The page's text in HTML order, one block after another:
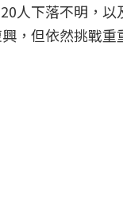
人下落不明，
，但依然挑戰重